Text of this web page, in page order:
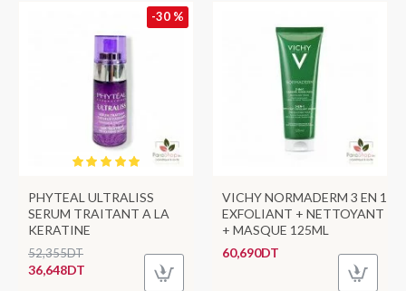
-30 %
PHYTEAL ULTRALISS
SERUM TRAITANT A LA
KERATINE
36,648DT
52,355DT
VICHY NORMADERM 3 EN 1
EXFOLIANT + NETTOYANT
+ MASQUE 125ML
60,690DT